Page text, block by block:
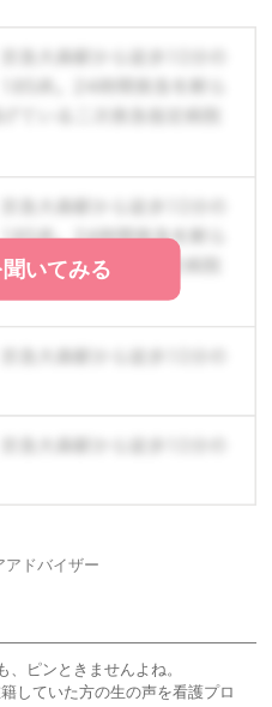
いてみる
アドバイザー
、ピンときませんよね。
していた方の生の声を看護プロ